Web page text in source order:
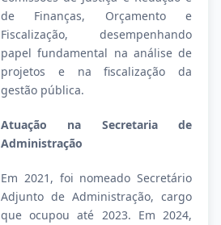
de Finanças, Orçamento e
Fiscalização, desempenhando
papel fundamental na análise de
projetos e na fiscalização da
gestão pública.
Atuação na Secretaria de
Administração
Em 2021, foi nomeado Secretário
Adjunto de Administração, cargo
que ocupou até 2023. Em 2024,